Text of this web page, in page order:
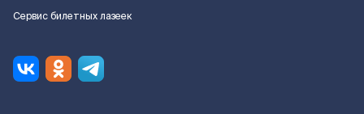
Сервис билетных лазеек